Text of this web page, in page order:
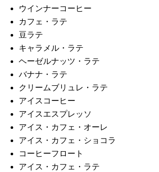
ウインナーコーヒー
カフェ・ラテ
豆ラテ
キャラメル・ラテ
ヘーゼルナッツ・ラテ
バナナ・ラテ
クリームブリュレ・ラテ
アイスコーヒー
アイスエスプレッソ
アイス・カフェ・オーレ
アイス・カフェ・ショコラ
コーヒーフロート
アイス・カフェ・ラテ